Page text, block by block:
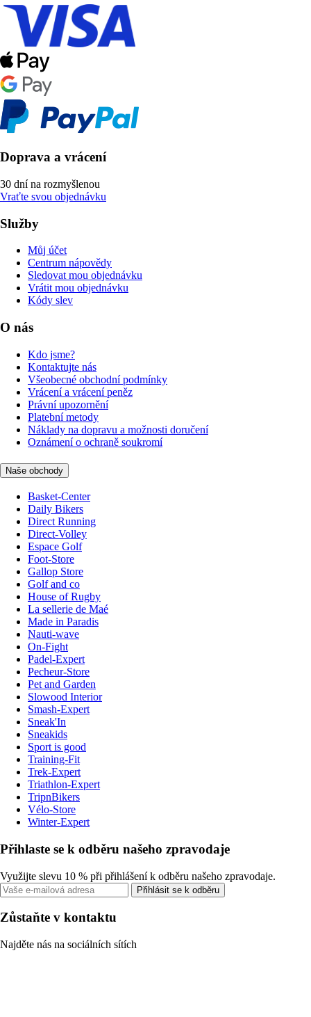
Doprava a vrácení
30 dní na rozmyšlenou
Vraťte svou objednávku
Služby
Můj účet
Centrum nápovědy
Sledovat mou objednávku
Vrátit mou objednávku
Kódy slev
O nás
Kdo jsme?
Kontaktujte nás
Všeobecné obchodní podmínky
Vrácení a vrácení peněz
Právní upozornění
Platební metody
Náklady na dopravu a možnosti doručení
Oznámení o ochraně soukromí
Naše obchody
Basket-Center
Daily Bikers
Direct Running
Direct-Volley
Espace Golf
Foot-Store
Gallop Store
Golf and co
House of Rugby
La sellerie de Maé
Made in Paradis
Nauti-wave
On-Fight
Padel-Expert
Pecheur-Store
Pet and Garden
Slowood Interior
Smash-Expert
Sneak'In
Sneakids
Sport is good
Training-Fit
Trek-Expert
Triathlon-Expert
TripnBikers
Vélo-Store
Winter-Expert
Přihlaste se k odběru našeho zpravodaje
Využijte slevu 10 % při přihlášení k odběru našeho zpravodaje.
Přihlásit se k odběru
Zůstaňte v kontaktu
Najděte nás na sociálních sítích